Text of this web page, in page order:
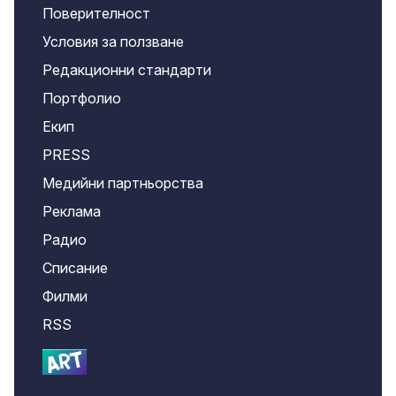
Поверителност
Условия за ползване
Редакционни стандарти
Портфолио
Екип
PRESS
Медийни партньорства
Реклама
Радио
Списание
Филми
RSS